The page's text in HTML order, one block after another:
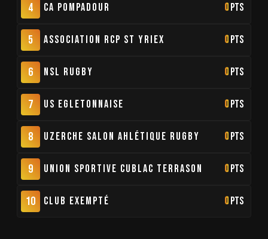
4 CA Pompadour 0 pts
5 Association RCP St Yriex 0 pts
6 NSL Rugby 0 pts
7 US Egletonnaise 0 pts
8 Uzerche Salon Ahlétique Rugby 0 pts
9 Union Sportive Cublac Terrason 0 pts
10 Club Exempté 0 pts